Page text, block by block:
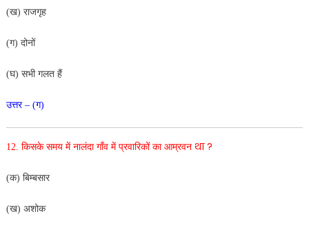
(ख) राजगृह
(ग) दोनों
(घ) सभी गलत हैं
उत्तर – (ग)
12. किसके समय में नालंदा गाँव में प्रवारिकों का आम्रवन था ?
(क) बिम्बसार
(ख) अशोक